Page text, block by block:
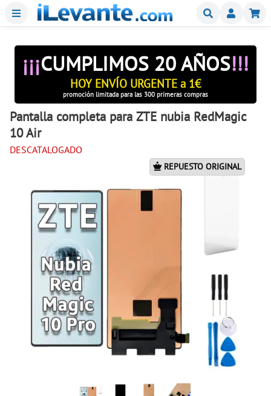
Menu Buscar
¡¡¡CUMPLIMOS 20 AÑOS!!!
HOY ENVÍO URGENTE a 1€
promoción limitada para las 300 primeras compras
Pantalla completa para ZTE nubia RedMagic
10 Air
DESCATALOGADO
REPUESTO ORIGINAL